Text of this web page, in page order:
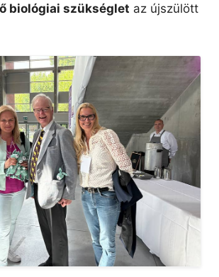
biológiai szükséglet az újszülött